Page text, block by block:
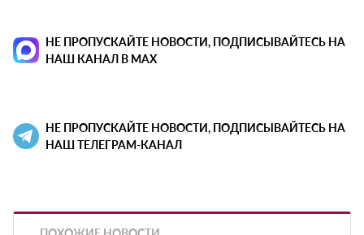
НЕ ПРОПУСКАЙТЕ НОВОСТИ, ПОДПИСЫВАЙТЕСЬ НА
НАШ КАНАЛ В MAX
НЕ ПРОПУСКАЙТЕ НОВОСТИ, ПОДПИСЫВАЙТЕСЬ НА
НАШ ТЕЛЕГРАМ-КАНАЛ